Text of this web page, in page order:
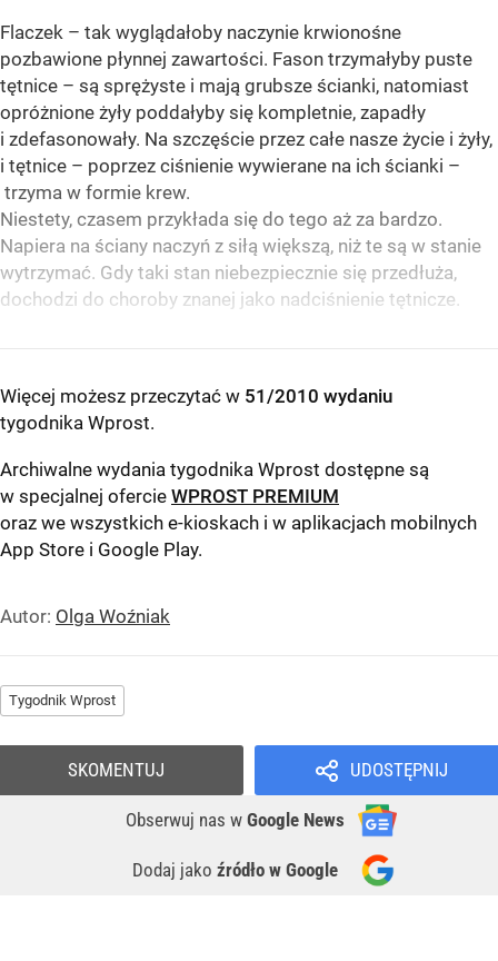
Flaczek – tak wyglądałoby naczynie krwionośne
pozbawione płynnej zawartości. Fason trzymałyby puste
tętnice – są sprężyste i mają grubsze ścianki, natomiast
opróżnione żyły poddałyby się kompletnie, zapadły
i zdefasonowały. Na szczęście przez całe nasze życie i żyły,
i tętnice – poprzez ciśnienie wywierane na ich ścianki –
trzyma w formie krew.
Niestety, czasem przykłada się do tego aż za bardzo.
Napiera na ściany naczyń z siłą większą, niż te są w stanie
wytrzymać. Gdy taki stan niebezpiecznie się przedłuża,
dochodzi do choroby znanej jako nadciśnienie tętnicze.
Więcej możesz przeczytać w 51/2010 wydaniu
tygodnika Wprost.
Archiwalne wydania tygodnika Wprost dostępne są
w specjalnej ofercie WPROST PREMIUM
oraz we wszystkich e-kioskach i w aplikacjach mobilnych
App Store i Google Play.
Autor: Olga Woźniak
Tygodnik Wprost
UDOSTĘPNIJ
Obserwuj nas w Google News
Dodaj jako źródło w Google
SKOMENTUJ